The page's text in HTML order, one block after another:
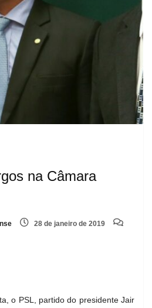
na Câmara
28 de janeiro de 2019
o PSL, partido do presidente Jair